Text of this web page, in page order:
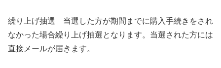
繰り上げ抽選 当選した方が期間までに購入手続きをされ
なかった場合繰り上げ抽選となります。当選された方には
直接メールが届きます。